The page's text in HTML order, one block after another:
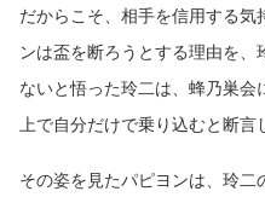
だからこそ、相手を信用する気
ンは盃を断ろうとする理由を
ないと悟った玲二は、蜂乃巣
上で自分だけで乗り込むと断言
その姿を見たパピヨンは、玲二